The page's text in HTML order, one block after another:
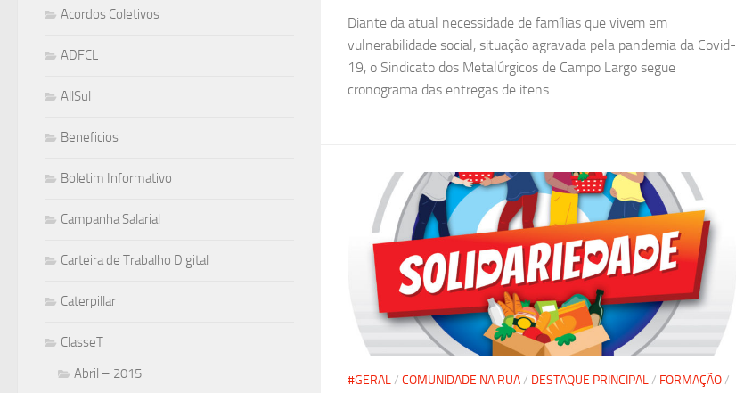
Diante da atual necessidade de famílias que vivem em
vulnerabilidade social, situação agravada pela pandemia da Covid-
19, o Sindicato dos Metalúrgicos de Campo Largo segue
cronograma das entregas de itens...
#GERAL/ COMUNIDADE NA RUA/ DESTAQUE PRINCIPAL/ FORMAÇÃO/
Acordos Coletivos
ADFCL
AllSul
Beneficios
Boletim Informativo
Campanha Salarial
Carteira de Trabalho Digital
Caterpillar
ClasseT
Abril – 2015